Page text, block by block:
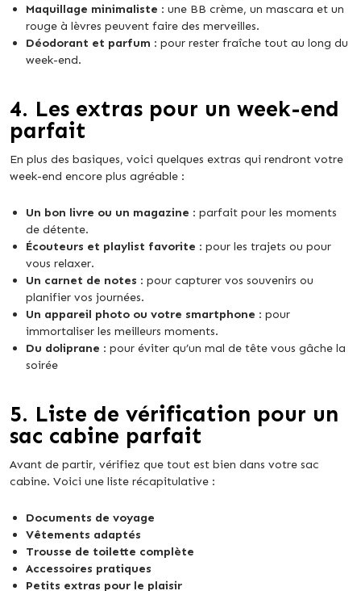
Maquillage minimaliste : une BB crème, un mascara et un
rouge à lèvres peuvent faire des merveilles.
Déodorant et parfum : pour rester fraîche tout au long du
week-end.
4. Les extras pour un week-end
parfait
En plus des basiques, voici quelques extras qui rendront votre
week-end encore plus agréable :
Un bon livre ou un magazine : parfait pour les moments
de détente.
Écouteurs et playlist favorite : pour les trajets ou pour
vous relaxer.
Un carnet de notes : pour capturer vos souvenirs ou
planifier vos journées.
Un appareil photo ou votre smartphone : pour
immortaliser les meilleurs moments.
Du doliprane : pour éviter qu’un mal de tête vous gâche la
soirée
5. Liste de vérification pour un
sac cabine parfait
Avant de partir, vérifiez que tout est bien dans votre sac
cabine. Voici une liste récapitulative :
Documents de voyage
Vêtements adaptés
Trousse de toilette complète
Accessoires pratiques
Petits extras pour le plaisir